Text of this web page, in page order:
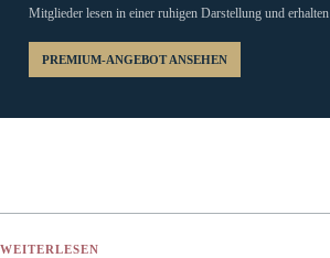
Mitglieder lesen in einer ruhigen Darstellung und erhalten
PREMIUM-ANGEBOT ANSEHEN
WEITERLESEN